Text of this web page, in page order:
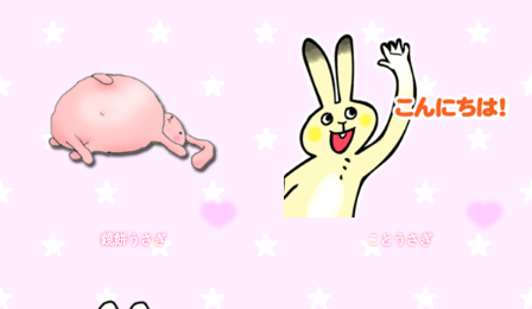
鏡餅うさぎ ことうさぎ